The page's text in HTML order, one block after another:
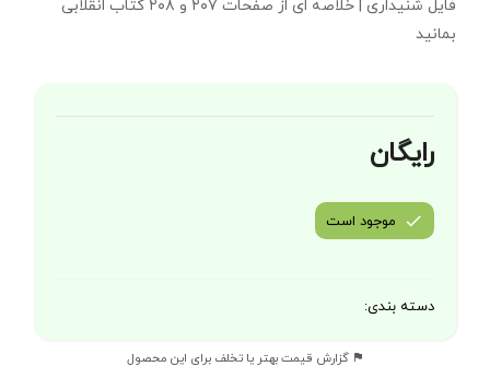
فایل شنیداری | خلاصه ای از صفحات ۲۰۷ و ۲۰۸ کتاب انقلابی
بمانید
رایگان
موجود است
دسته بندی:
گزارش قیمت بهتر یا تخلف برای این محصول